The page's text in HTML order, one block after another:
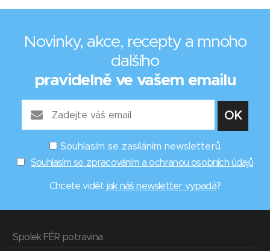
Novinky, akce, recepty a mnoho
dalšího
pravidelně ve vašem emailu
Souhlasím se zasíláním newsletterů
Souhlasím se zpracováním a ochranou osobních údajů
Chcete vidět jak náš newsletter vypadá?
Spolek FÉR potravina